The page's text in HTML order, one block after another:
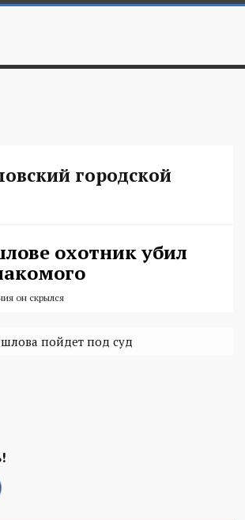
городской
охотник убил
он скрылся
пойдет под суд